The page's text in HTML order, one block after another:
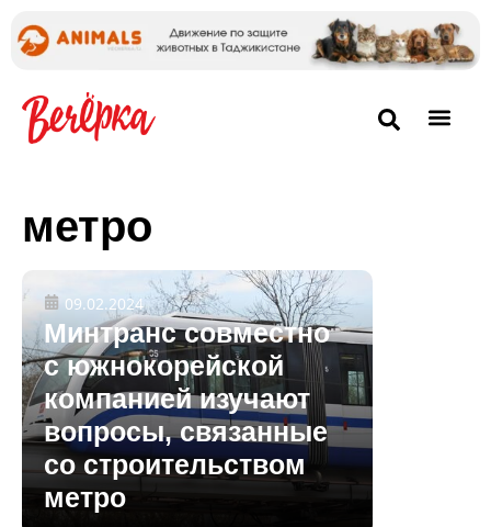
метро
09.02.2024
Минтранс совместно
с южнокорейской
компанией изучают
вопросы, связанные
со строительством
метро